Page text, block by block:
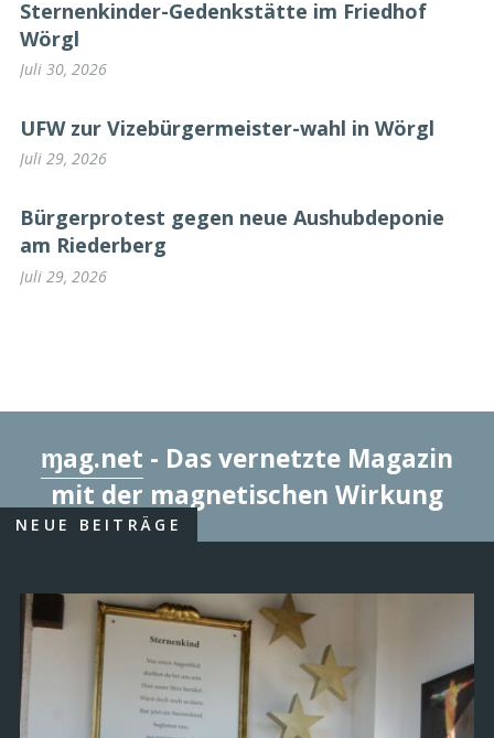
Sternenkinder-Gedenkstätte im Friedhof
Wörgl
Juli 30, 2026
UFW zur Vizebürgermeister-wahl in Wörgl
Juli 29, 2026
Bürgerprotest gegen neue Aushubdeponie
am Riederberg
Juli 29, 2026
ɱag.net - Das vernetzte Magazin
mit der magnetischen Wirkung
NEUE BEITRÄGE